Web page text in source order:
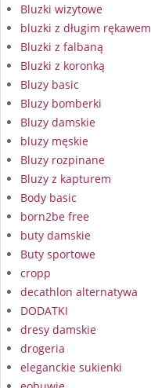
Bluzki wizytowe
bluzki z długim rękawem
Bluzki z falbaną
Bluzki z koronką
Bluzy basic
Bluzy bomberki
Bluzy damskie
bluzy męskie
Bluzy rozpinane
Bluzy z kapturem
Body basic
born2be free
buty damskie
Buty sportowe
cropp
decathlon alternatywa
DODATKI
dresy damskie
drogeria
eleganckie sukienki